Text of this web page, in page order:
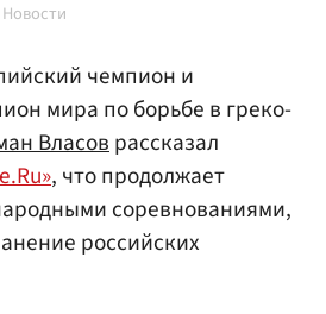
чемпион и
мира по борьбе в греко-
Власоврассказал
, что продолжает
соревнованиями,
российских